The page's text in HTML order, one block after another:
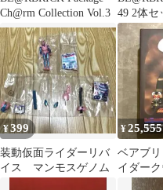
Ch@rm Collection Vol.3 49 2体セ
¥399
装動仮面ライダーリバ
イス マンモスゲノム
¥25,555
ベアブ
イダー
ジング